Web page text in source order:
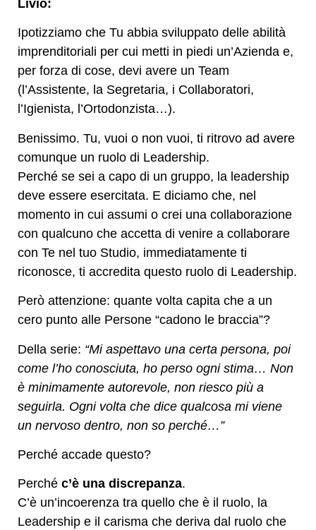
Livio:
Ipotizziamo che Tu abbia sviluppato delle abilità
imprenditoriali per cui metti in piedi un’Azienda e,
per forza di cose, devi avere un Team
(l’Assistente, la Segretaria, i Collaboratori,
l’Igienista, l’Ortodonzista…).
Benissimo. Tu, vuoi o non vuoi, ti ritrovo ad avere
comunque un ruolo di Leadership.
Perché se sei a capo di un gruppo, la leadership
deve essere esercitata. E diciamo che, nel
momento in cui assumi o crei una collaborazione
con qualcuno che accetta di venire a collaborare
con Te nel tuo Studio, immediatamente ti
riconosce, ti accredita questo ruolo di Leadership.
Però attenzione: quante volta capita che a un
cero punto alle Persone “cadono le braccia”?
Della serie: “Mi aspettavo una certa persona, poi
come l’ho conosciuta, ho perso ogni stima… Non
è minimamente autorevole, non riesco più a
seguirla. Ogni volta che dice qualcosa mi viene
un nervoso dentro, non so perché…”
Perché accade questo?
Perché c’è una discrepanza.
C’è un’incoerenza tra quello che è il ruolo, la
Leadership e il carisma che deriva dal ruolo che